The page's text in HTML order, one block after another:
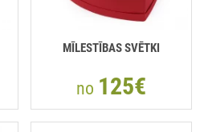
MĪLESTĪBAS SVĒTKI
no 125€